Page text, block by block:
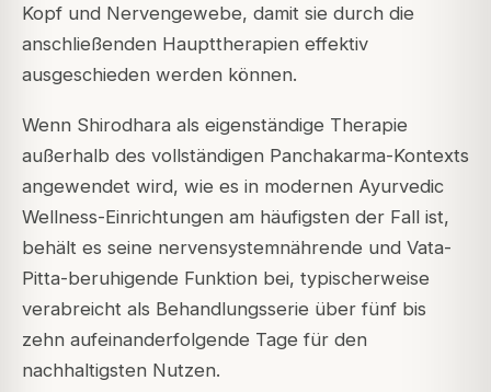
Kopf und Nervengewebe, damit sie durch die
anschließenden Haupttherapien effektiv
ausgeschieden werden können.
Wenn Shirodhara als eigenständige Therapie
außerhalb des vollständigen Panchakarma-Kontexts
angewendet wird, wie es in modernen Ayurvedic
Wellness-Einrichtungen am häufigsten der Fall ist,
behält es seine nervensystemnährende und Vata-
Pitta-beruhigende Funktion bei, typischerweise
verabreicht als Behandlungsserie über fünf bis
zehn aufeinanderfolgende Tage für den
nachhaltigsten Nutzen.